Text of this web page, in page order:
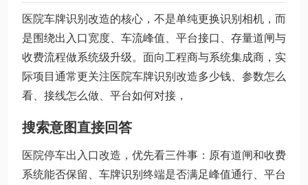
医院车牌识别改造的核心，不是单纯更换识别相机，而
是围绕出入口宽度、车流峰值、平台接口、存量道闸与
收费流程做系统级升级。面向工程商与系统集成商，实
际项目通常更关注医院车牌识别改造多少钱、参数怎么
看、接线怎么做、平台如何对接，
搜索意图直接回答
医院停车出入口改造，优先看三件事：原有道闸和收费
系统能否保留、车牌识别终端是否满足峰值通行、平台